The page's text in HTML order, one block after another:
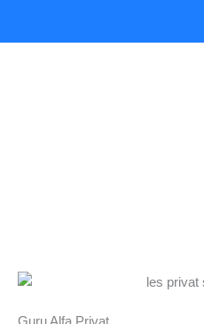
Guru Alfa Privat